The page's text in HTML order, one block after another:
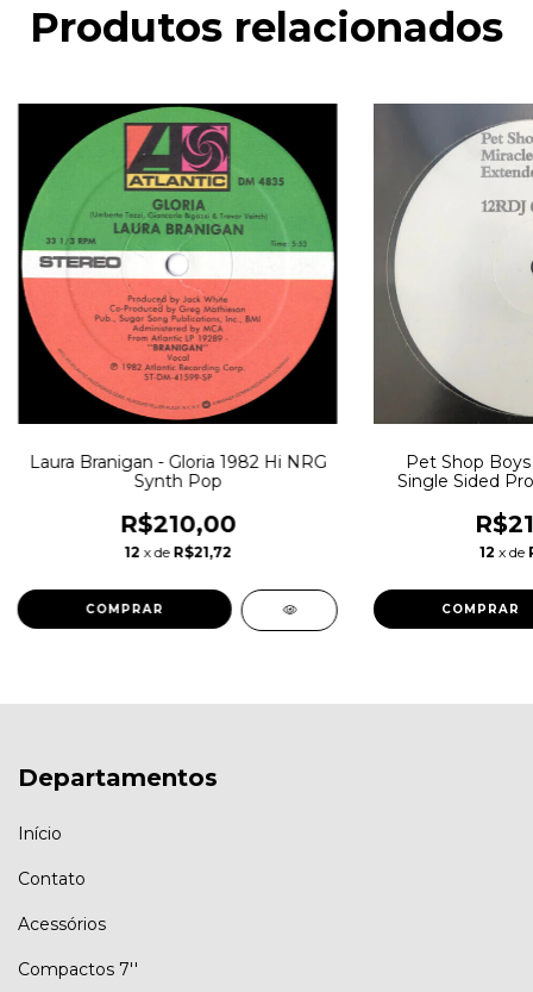
Produtos relacionados
Laura Branigan - Gloria 1982 Hi NRG
Synth Pop
R$210,00
12 x de R$21,72
Pet Shop
Single Sided
12 x de
Departamentos
Início
Contato
Acessórios
Compactos 7''